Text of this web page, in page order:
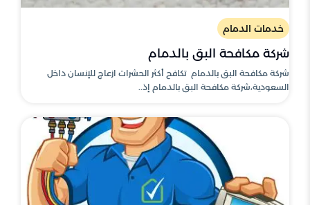
خدمات الدمام
شركة مكافحة البق بالدمام
شركة مكافحة البق بالدمام تكافح أكثر الحشرات ازعاج للإنسان داخل
السعودية،شركة مكافحة البق بالدمام إذ..